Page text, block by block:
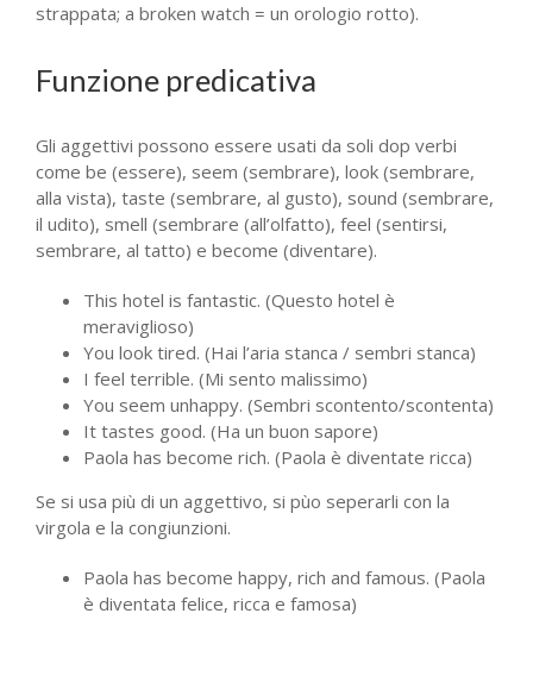
strappata; a broken watch = un orologio rotto).
Funzione predicativa
Gli aggettivi possono essere usati da soli dop verbi
come be (essere), seem (sembrare), look (sembrare,
alla vista), taste (sembrare, al gusto), sound (sembrare,
il udito), smell (sembrare (all’olfatto), feel (sentirsi,
sembrare, al tatto) e become (diventare).
This hotel is fantastic. (Questo hotel è
meraviglioso)
You look tired. (Hai l’aria stanca / sembri stanca)
I feel terrible. (Mi sento malissimo)
You seem unhappy. (Sembri scontento/scontenta)
It tastes good. (Ha un buon sapore)
Paola has become rich. (Paola è diventate ricca)
Se si usa più di un aggettivo, si pùo seperarli con la
virgola e la congiunzioni.
Paola has become happy, rich and famous. (Paola
è diventata felice, ricca e famosa)